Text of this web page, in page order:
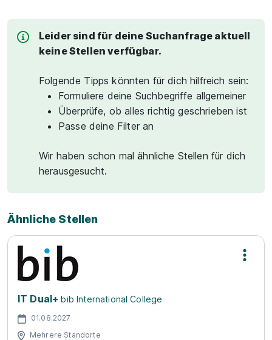
Leider sind für deine Suchanfrage aktuell
keine Stellen verfügbar.
Folgende Tipps könnten für dich hilfreich sein:
Formuliere deine Suchbegriffe allgemeiner
Überprüfe, ob alles richtig geschrieben ist
Passe deine Filter an
Wir haben schon mal ähnliche Stellen für dich
herausgesucht.
Ähnliche Stellen
IT Dual+ bib International College
01.08.2027
Mehrere Standorte